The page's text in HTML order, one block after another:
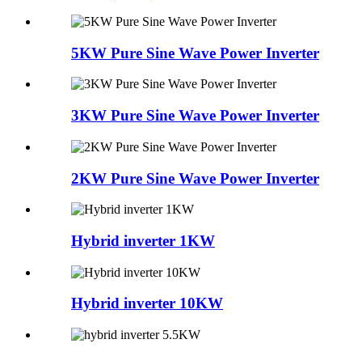
5KW Pure Sine Wave Power Inverter
3KW Pure Sine Wave Power Inverter
2KW Pure Sine Wave Power Inverter
Hybrid inverter 1KW
Hybrid inverter 10KW